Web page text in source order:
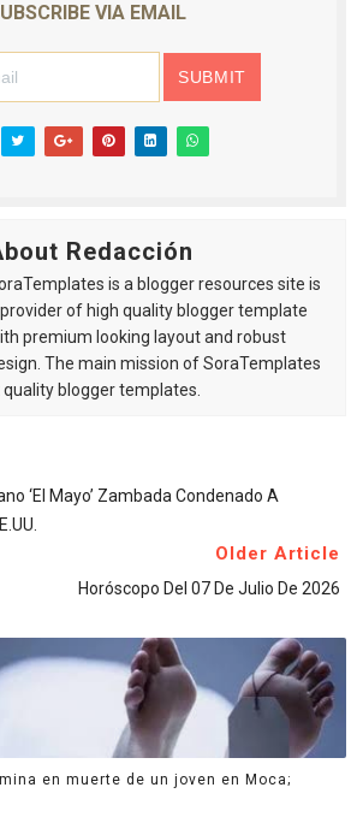
VIA EMAIL
Redacción
is a blogger resources site is
of high quality blogger template
premium looking layout and robust
The main mission of SoraTemplates
blogger templates.
‘El Mayo’ Zambada Condenado A
Older Article
Horóscopo Del 07 De Julio De 2026
en muerte de un joven en Moca;